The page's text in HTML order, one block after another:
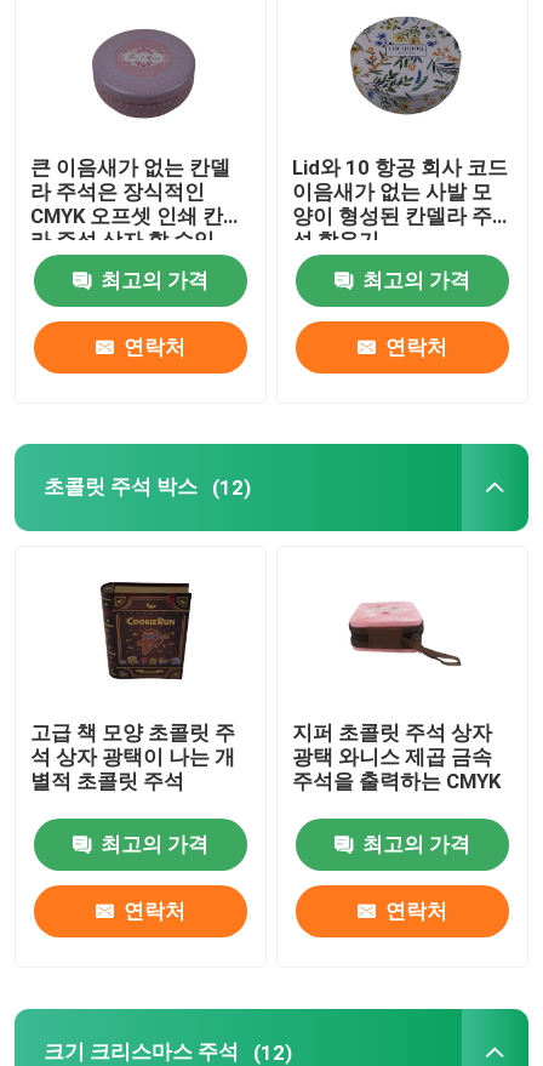
공장 투어
품질 관리
저희와 연락
인용 을 요청 하십시오
초콜릿 주석 박스
차통 주석
금속 커피 주석
비어 있는 쿠키 주석
식품 보관 통
큰 이음새가 없는 칸델
라 주석은 장식적인
CMYK 오프셋 인쇄 칸델
라 주석 상자 할 수있
최고의 가격
연락처
Lid와 10 항공 회사 코드
이음새가 없는 사발 모
양이 형성된 칸델라 주
석 함유기
최고의 가격
연락처
초콜릿 주석 박스 (12)
고급 책 모양 초콜릿 주
석 상자 광택이 나는 개
별적 초콜릿 주석
최고의 가격
연락처
지퍼 초콜릿 주석 상자
광택 와니스 제곱 금속
주석을 출력하는 CMYK
최고의 가격
연락처
크기 크리스마스 주석 (12)